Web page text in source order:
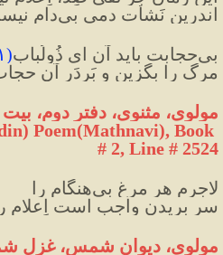
اندرین نَشأت دمی بی‌دام نیست
بی‌حجابت باید آن ای ذُولُباب
(
مرگ را بگزین و بَردَر آن
مولوی، مثنوی، دفتر دوم، بیت ۲۵۲۴
Poem(Mathnavi), Book
# 2, Line # 2524
لاجرم هر مرغِ بی‌هنگام را
سر بریدن واجب است اِعلام را
مولوی، دیوان شمس، غزل